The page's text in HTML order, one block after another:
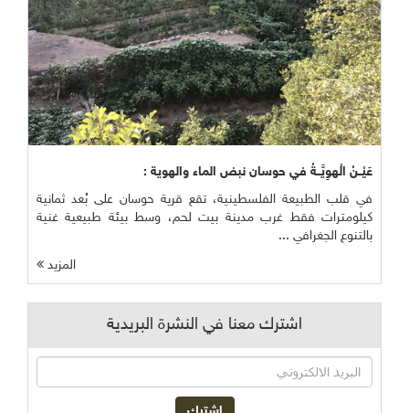
عَيْــنُ الْهوِيَّــةُ في حوسان نبض الماء والهوية :
في قلب الطبيعة الفلسطينية، تقع قرية حوسان على بُعد ثمانية
كيلومترات فقط غرب مدينة بيت لحم، وسط بيئة طبيعية غنية
بالتنوع الجغرافي ...
المزيد
اشترك معنا في النشرة البريدية